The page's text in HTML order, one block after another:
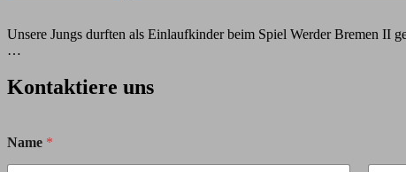
Unsere Jungs durften als Einlaufkinder beim Spiel Werder Bremen II
…
Kontaktiere uns
Name *